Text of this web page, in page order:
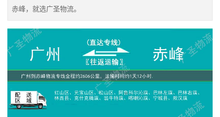
赤峰，就选广圣物流。